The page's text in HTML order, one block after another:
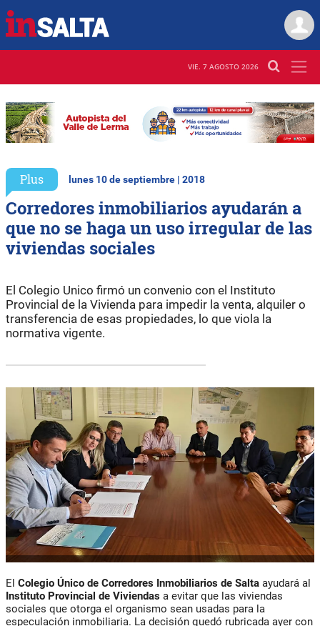
VIE. 7 AGOSTO 2026
Plus lunes 10 de septiembre | 2018
Corredores inmobiliarios ayudarán a
que no se haga un uso irregular de las
viviendas sociales
El Colegio Unico firmó un convenio con el Instituto
Provincial de la Vivienda para impedir la venta, alquiler o
transferencia de esas propiedades, lo que viola la
normativa vigente.
El Colegio Único de Corredores Inmobiliarios de Salta ayudará al
Instituto Provincial de Viviendas a evitar que las viviendas
sociales que otorga el organismo sean usadas para la
especulación inmobiliaria. La decisión quedó rubricada ayer con